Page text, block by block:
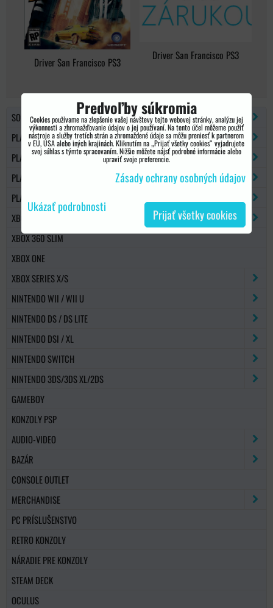
Driver San Francisco PS3
Driver San Francisco PS3
SONY PSP
PLAYSTATION 2
PLAYSTATION 3
PLAYSTATION 4
PLAYSTATION 5
XBOX 360
XBOX 360 SLIM
XBOX ONE
XBOX SERIES X/S
NINTENDO WII / WII U
NINTENDO DS / DS LITE
NINTENDO DSI / XL
NINTENDO SWITCH
NINTENDO 3DS/3DS XL/2DS
GAMEBOY
KONZOLY PSP
AUDIO-VIDEO
BAZÁR
CONSOLE OUTLET
MERCHANDISE
PC PRÍSLUŠENSTVO
RETRO KONZOLY
NÁRADIE PRE KONZOLY
STEAM DECK
OCULUS
Predvoľby súkromia
Cookies používame na zlepšenie vašej návštevy tejto webovej stránky, analýzu jej
výkonnosti a zhromažďovanie údajov o jej používaní. Na tento účel môžeme použiť
nástroje a služby tretích strán a zhromaždené údaje sa môžu preniesť k partnerom
v EÚ, USA alebo iných krajinách. Kliknutím na „Prijať všetky cookies“ vyjadrujete
svoj súhlas s týmto spracovaním. Nižšie môžete nájsť podrobné informácie alebo
upraviť svoje preferencie.
Zásady ochrany osobných údajov
Ukázať podrobnosti
Prijať všetky cookies